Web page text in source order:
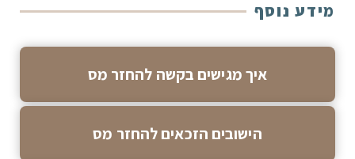
מידע נוסף
איך מגישים בקשה להחזר מס
הישובים הזכאים להחזר מס